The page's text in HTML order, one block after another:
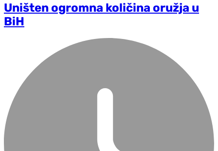
Uništen ogromna količina oružja u
BiH